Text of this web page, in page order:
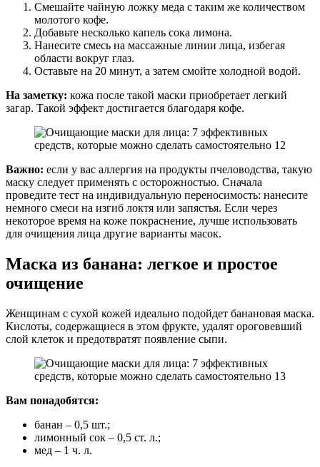
Смешайте чайную ложку меда с таким же количеством
молотого кофе.
Добавьте несколько капель сока лимона.
Нанесите смесь на массажные линии лица, избегая
области вокруг глаз.
Оставьте на 20 минут, а затем смойте холодной водой.
На заметку: кожа после такой маски приобретает легкий
загар. Такой эффект достигается благодаря кофе.
Важно: если у вас аллергия на продукты пчеловодства, такую
маску следует применять с осторожностью. Сначала
проведите тест на индивидуальную переносимость: нанесите
немного смеси на изгиб локтя или запястья. Если через
некоторое время на коже покраснение, лучше использовать
для очищения лица другие варианты масок.
Маска из банана: легкое и простое
очищение
Женщинам с сухой кожей идеально подойдет банановая маска.
Кислоты, содержащиеся в этом фрукте, удалят ороговевший
слой клеток и предотвратят появление сыпи.
Вам понадобятся:
банан – 0,5 шт.;
лимонный сок – 0,5 ст. л.;
мед – 1 ч. л.